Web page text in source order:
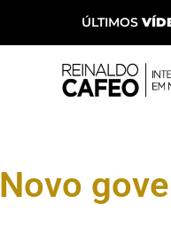
ÚLTIMOS
Novo